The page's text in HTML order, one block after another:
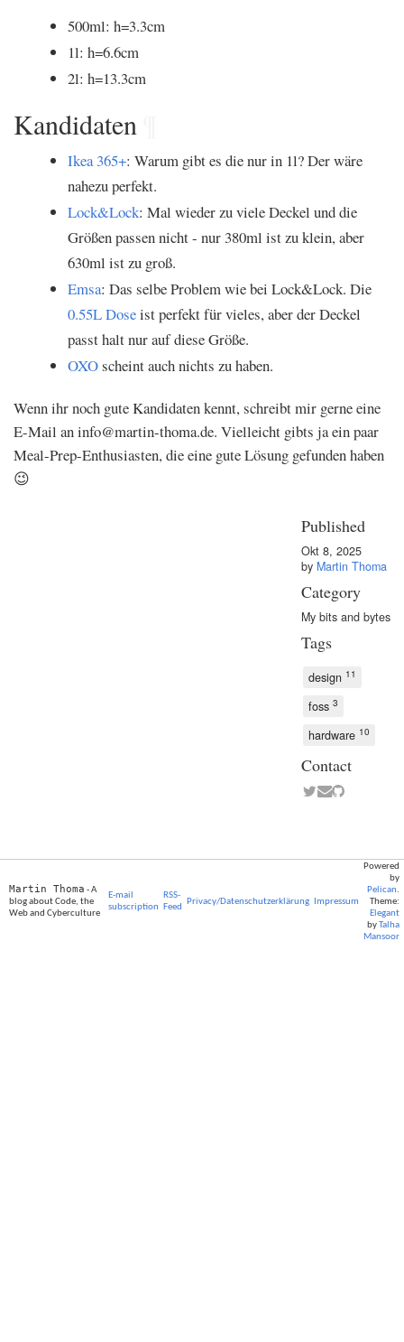
500ml: h=3.3cm
1l: h=6.6cm
2l: h=13.3cm
Kandidaten
Ikea 365+: Warum gibt es die nur in 1l? Der wäre
nahezu perfekt.
Lock&Lock: Mal wieder zu viele Deckel und die
Größen passen nicht - nur 380ml ist zu klein, aber
630ml ist zu groß.
Emsa: Das selbe Problem wie bei Lock&Lock. Die
0.55L Doseist perfekt für vieles, aber der Deckel
passt halt nur auf diese Größe.
OXOscheint auch nichts zu haben.
Wenn ihr noch gute Kandidaten kennt, schreibt mir gerne eine
E-Mail aninfo@martin-thoma.de. Vielleicht gibts ja ein paar
Meal-Prep-Enthusiasten, die eine gute Lösung gefunden haben
😉
Published
Okt 8, 2025
by Martin Thoma
Category
My bits and bytes
Tags
design 11
foss 3
hardware 10
Contact
Martin Thoma - A
blog about Code, the
Web and Cyberculture
E-mail
subscription
RSS-
Feed
Privacy/Datenschutzerklärung Impressum
Powered
by
Pelican.
Theme:
Elegant
byTalha
Mansoor